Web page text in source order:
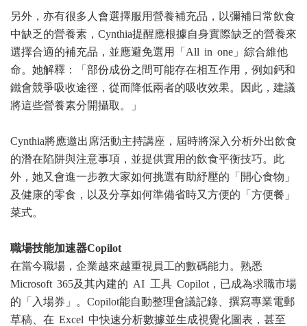
另外，亦有很多人會選擇服用營養補充品，以彌補日常飲食
中缺乏的營養素，Cynthia提醒應根據自身實際缺乏的營養來
選擇合適的補充品，並應避免選用「All in one」綜合維他
命。她解釋：「部份成份之間可能存在相互作用，例如鈣和
鐵會競爭吸收途徑，從而降低兩者的吸收效果。因此，建議
將這些營養素分開攝取。」
Cynthia將應邀出席活動主持講座，屆時將深入分析外出飲食
的潛在陷阱與注意事項，並提供實用的飲食平衡技巧。此
外，她又會進一步教大家如何挑選有助紓壓的「開心食物」
及健康的零食，以及分享如何準備省時又方便的「方便餐」
菜式。
職場技能加速器Copilot
在當今職場，企業越來越重視員工的數碼能力。熟悉
Microsoft 365及其內建的 AI 工具 Copilot，已成為求職市場
的「入場券」。Copilot能自動整理會議記錄、撰寫專業電郵
草稿、在 Excel 中快速分析數據並生成視覺化圖表，甚至